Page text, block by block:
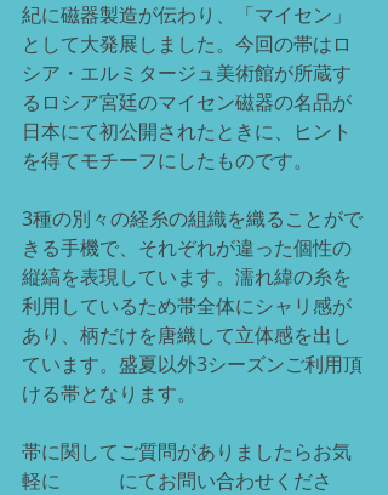
紀に磁器製造が伝わり、「マイセン」
として大発展しました。今回の帯はロ
シア・エルミタージュ美術館が所蔵す
るロシア宮廷のマイセン磁器の名品が
日本にて初公開されたときに、ヒント
を得てモチーフにしたものです。
3種の別々の経糸の組織を織ることがで
きる手機で、それぞれが違った個性の
縦縞を表現しています。濡れ緯の糸を
利用しているため帯全体にシャリ感が
あり、柄だけを唐織して立体感を出し
ています。盛夏以外3シーズンご利用頂
ける帯となります。
帯に関してご質問がありましたらお気
軽に
にてお問い合わせくださ